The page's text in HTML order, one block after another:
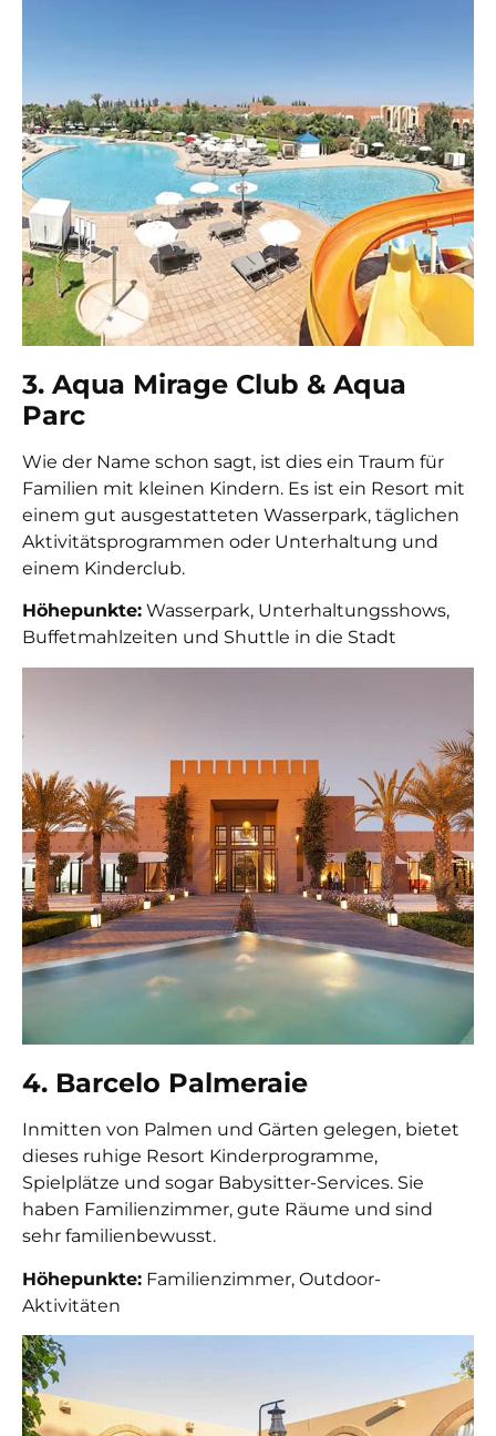
3. Aqua Mirage Club & Aqua
Parc
Wie der Name schon sagt, ist dies ein Traum für
Familien mit kleinen Kindern. Es ist ein Resort mit
einem gut ausgestatteten Wasserpark, täglichen
Aktivitätsprogrammen oder Unterhaltung und
einem Kinderclub.
Höhepunkte: Wasserpark, Unterhaltungsshows,
Buffetmahlzeiten und Shuttle in die Stadt
4. Barcelo Palmeraie
Inmitten von Palmen und Gärten gelegen, bietet
dieses ruhige Resort Kinderprogramme,
Spielplätze und sogar Babysitter-Services. Sie
haben Familienzimmer, gute Räume und sind
sehr familienbewusst.
Höhepunkte: Familienzimmer, Outdoor-
Aktivitäten